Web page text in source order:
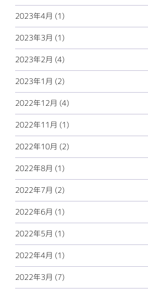
2023年4月 (1)
2023年3月 (1)
2023年2月 (4)
2023年1月 (2)
2022年12月 (4)
2022年11月 (1)
2022年10月 (2)
2022年8月 (1)
2022年7月 (2)
2022年6月 (1)
2022年5月 (1)
2022年4月 (1)
2022年3月 (7)